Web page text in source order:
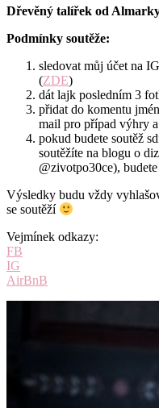
Dřevěný talířek od
Podmínky soutěže:
sledovat můj účet na
(ZDE)
dát lajk posledním 3
přidat do komentu
mail pro případ výhry
pokud budete soutěž
soutěžíte na blogu o
@zivotpo30ce),
Výsledky budu vždy
se soutěží
Vejmínek odkazy:
FB
IG
AirBnB